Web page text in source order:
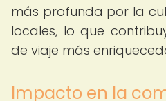
más profunda por la
locales, lo que
de viaje más
Impacto en la